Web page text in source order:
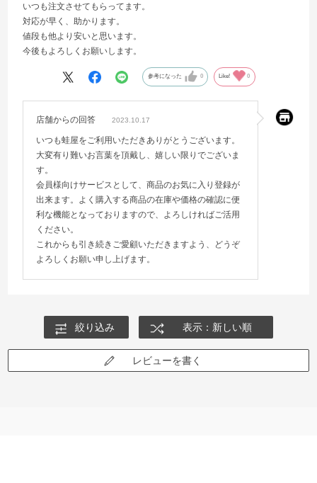
いつも注文させてもらってます。
対応が早く、助かります。
値段も他より安いと思います。
今後もよろしくお願いします。
参考になった 0 Like! 0
店舗からの回答 2023.10.17
いつも蛙屋をご利用いただきありがとうございます。
大変有り難いお言葉を頂戴し、嬉しい限りでございま
す。
会員様向けサービスとして、商品のお気に入り登録が
出来ます。よく購入する商品の在庫や価格の確認に便
利な機能となっておりますので、よろしければご活用
ください。
これからも引き続きご愛顧いただきますよう、どうぞ
よろしくお願い申し上げます。
絞り込み 表示：新しい順
レビューを書く